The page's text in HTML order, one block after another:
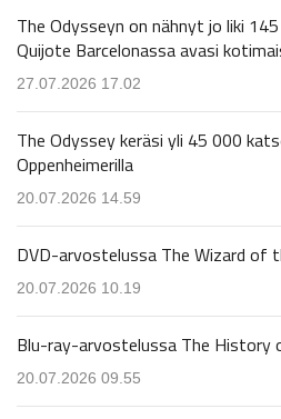
The Odysseyn on nähnyt jo liki
Quijote Barcelonassa avasi
27.07.2026 17.02
The Odyssey keräsi yli 45 000
Oppenheimerilla
20.07.2026 14.59
DVD-arvostelussa The Wizard of
20.07.2026 10.19
Blu-ray-arvostelussa The History
20.07.2026 09.55